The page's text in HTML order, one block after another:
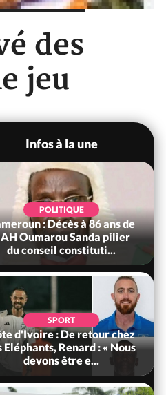
des
jeu
Infos à la une
POLITIQUE
: Décès à 86 ans de
Oumarou Sanda pilier
du conseil constituti...
SPORT
d'Ivoire : De retour chez
Eléphants, Renard : « Nous
devons être e...